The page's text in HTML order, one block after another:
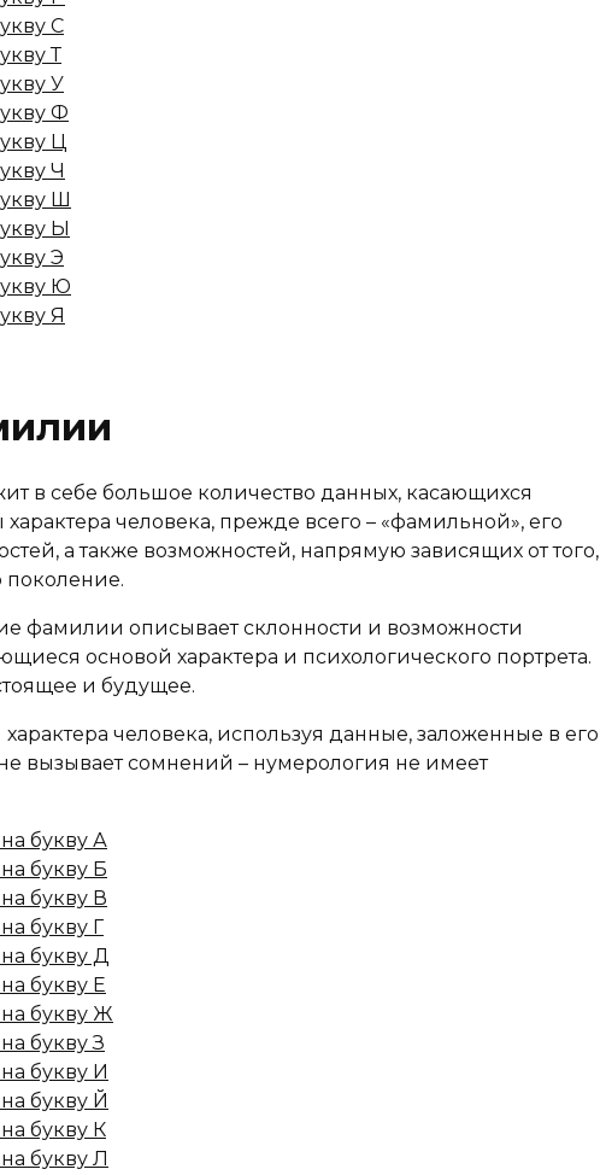
С
Т
У
Ф
Ц
Ч
Ш
Ы
Э
Ю
Я
в себе большое количество данных, касающихся
человека, прежде всего – «фамильной», его
а также возможностей, напрямую зависящих от того,
поколение.
фамилии описывает склонности и возможности
основой характера и психологического портрета.
и будущее.
человека, используя данные, заложенные в его
вызывает сомнений – нумерология не имеет
букву А
букву Б
букву В
букву Г
букву Д
букву Е
букву Ж
букву З
букву И
букву Й
букву К
букву Л